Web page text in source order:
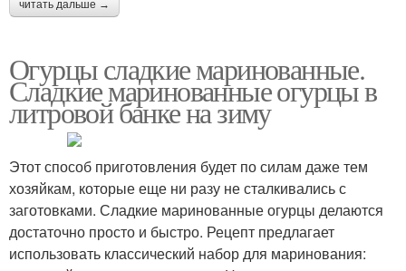
читать дальше →
Огурцы сладкие маринованные.
Сладкие маринованные огурцы в
литровой банке на зиму
Этот способ приготовления будет по силам даже тем
хозяйкам, которые еще ни разу не сталкивались с
заготовками. Сладкие маринованные огурцы делаются
достаточно просто и быстро. Рецепт предлагает
использовать классический набор для маринования: